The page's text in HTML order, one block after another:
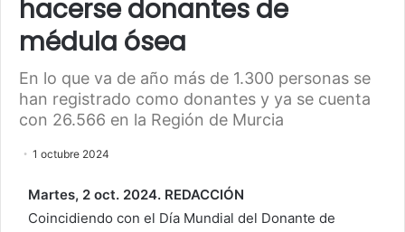
hacerse donantes de
médula ósea
En lo que va de año más de 1.300 personas se
han registrado como donantes y ya se cuenta
con 26.566 en la Región de Murcia
1 octubre 2024
Martes, 2 oct. 2024. REDACCIÓN
Coincidiendo con el Día Mundial del Donante de